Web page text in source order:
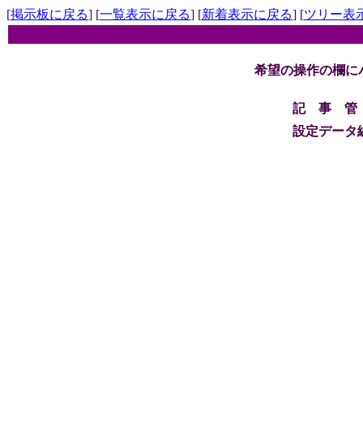
[掲示板に戻る] [一覧表示に戻る] [新着表示に戻る] [ツリー表
希望の操作の欄に
記 事 管
設定データ